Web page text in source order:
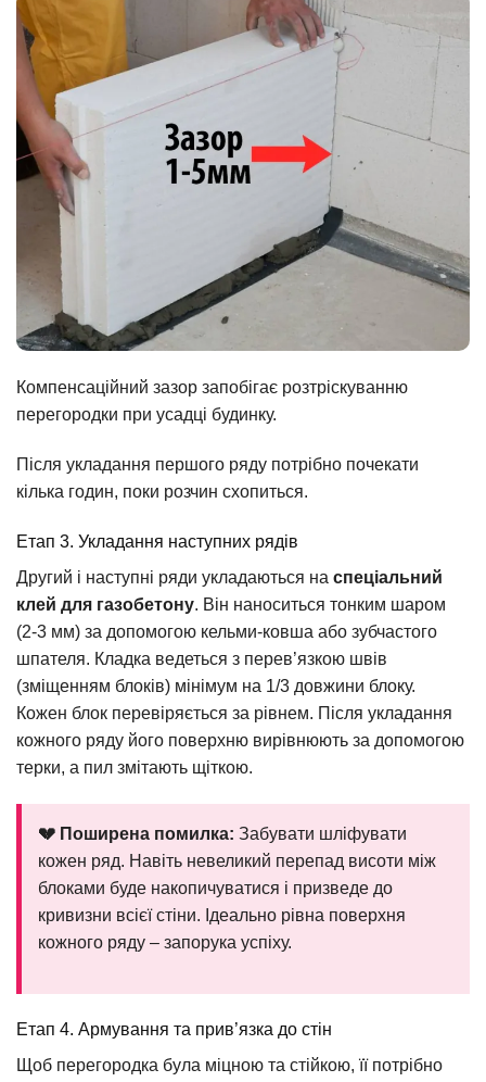
Компенсаційний зазор запобігає розтріскуванню
перегородки при усадці будинку.
Після укладання першого ряду потрібно почекати
кілька годин, поки розчин схопиться.
Етап 3. Укладання наступних рядів
Другий і наступні ряди укладаються на спеціальний
клей для газобетону. Він наноситься тонким шаром
(2-3 мм) за допомогою кельми-ковша або зубчастого
шпателя. Кладка ведеться з перев’язкою швів
(зміщенням блоків) мінімум на 1/3 довжини блоку.
Кожен блок перевіряється за рівнем. Після укладання
кожного ряду його поверхню вирівнюють за допомогою
терки, а пил змітають щіткою.
💔 Поширена помилка: Забувати шліфувати
кожен ряд. Навіть невеликий перепад висоти між
блоками буде накопичуватися і призведе до
кривизни всієї стіни. Ідеально рівна поверхня
кожного ряду – запорука успіху.
Етап 4. Армування та прив’язка до стін
Щоб перегородка була міцною та стійкою, її потрібно